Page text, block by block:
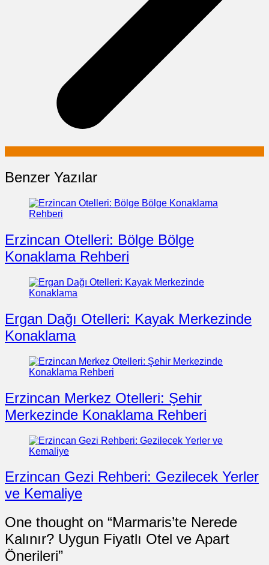
Benzer Yazılar
Erzincan Otelleri: Bölge Bölge
Konaklama Rehberi
Ergan Dağı Otelleri: Kayak Merkezinde
Konaklama
Erzincan Merkez Otelleri: Şehir
Merkezinde Konaklama Rehberi
Erzincan Gezi Rehberi: Gezilecek Yerler
ve Kemaliye
One thought on “Marmaris’te Nerede
Kalınır? Uygun Fiyatlı Otel ve Apart
Önerileri”